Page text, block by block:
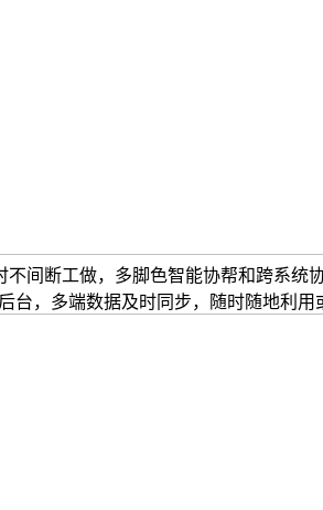
间断工做，多脚色智能协帮和跨系
台，多端数据及时同步，随时随地利用